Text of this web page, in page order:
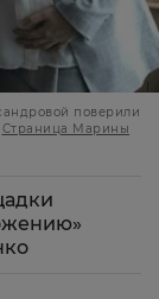
поверили
Страница Марины